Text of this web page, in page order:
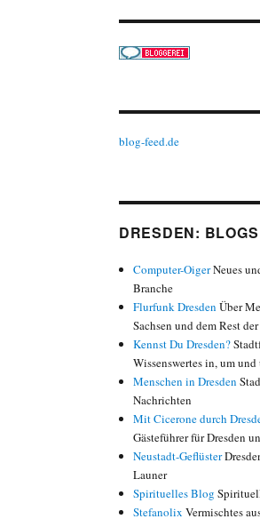
blog-feed.de
DRESDEN:
Computer-OigerNeues
Branche
Flurfunk Dresden Über
Sachsen und dem Rest
Kennst Du Dresden?
Wissenswertes in, um und
Menschen in Dresden
Nachrichten
Mit Cicerone durch
Gästeführer für Dresden
Neustadt-Geflüster
Launer
Spirituelles Blog
Stefanolix Vermischtes